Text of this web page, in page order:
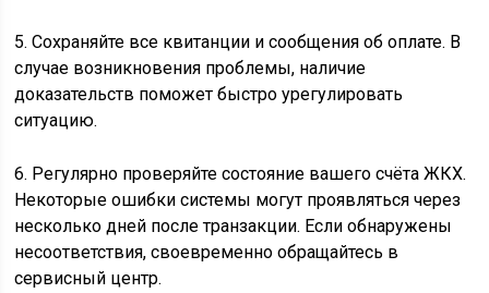
5. Сохраняйте все квитанции и сообщения об оплате. В
случае возникновения проблемы, наличие
доказательств поможет быстро урегулировать
ситуацию.
6. Регулярно проверяйте состояние вашего счёта ЖКХ.
Некоторые ошибки системы могут проявляться через
несколько дней после транзакции. Если обнаружены
несоответствия, своевременно обращайтесь в
сервисный центр.